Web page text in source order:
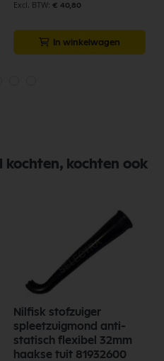
€ 40,80
In winkelwagen
kochten ook
Nilfisk stofzuiger
spleetzuigmond anti-
statisch flexibel 32mm
haakse tuit 81932600